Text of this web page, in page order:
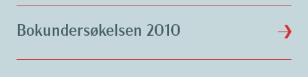
Bokundersøkelsen 2010